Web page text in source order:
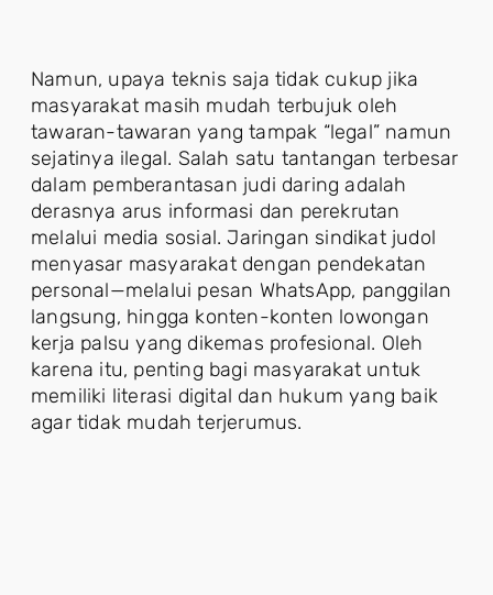
Namun, upaya teknis saja tidak cukup jika
masyarakat masih mudah terbujuk oleh
tawaran-tawaran yang tampak “legal” namun
sejatinya ilegal. Salah satu tantangan terbesar
dalam pemberantasan judi daring adalah
derasnya arus informasi dan perekrutan
melalui media sosial. Jaringan sindikat judol
menyasar masyarakat dengan pendekatan
personal—melalui pesan WhatsApp, panggilan
langsung, hingga konten-konten lowongan
kerja palsu yang dikemas profesional. Oleh
karena itu, penting bagi masyarakat untuk
memiliki literasi digital dan hukum yang baik
agar tidak mudah terjerumus.